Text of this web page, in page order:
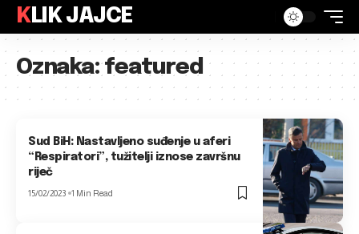
KLIK JAJCE
Oznaka:featured
Sud BiH: Nastavljeno suđenje u aferi
“Respiratori”, tužitelji iznose završnu
riječ
15/02/2023 1 Min Read